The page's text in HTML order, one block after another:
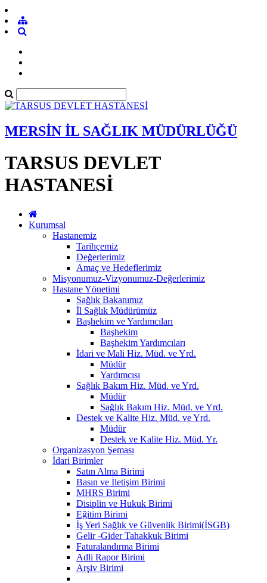
MERSİN İL SAĞLIK MÜDÜRLÜĞÜ
TARSUS DEVLET
HASTANESİ
Kurumsal
Hastanemiz
Tarihçemiz
Değerlerimiz
Amaç ve Hedeflerimiz
Misyonumuz-Vizyonumuz-Değerlerimiz
Hastane Yönetimi
Sağlık Bakanımız
İl Sağlık Müdürümüz
Başhekim ve Yardımcıları
Başhekim
Başhekim Yardımcıları
İdari ve Mali Hiz. Müd. ve Yrd.
Müdür
Yardımcısı
Sağlık Bakım Hiz. Müd. ve Yrd.
Müdür
Sağlık Bakım Hiz. Müd. ve Yrd.
Destek ve Kalite Hiz. Müd. ve Yrd.
Müdür
Destek ve Kalite Hiz. Müd. Yr.
Organizasyon Şeması
İdari Birimler
Satın Alma Birimi
Basın ve İletişim Birimi
MHRS Birimi
Disiplin ve Hukuk Birimi
Eğitim Birimi
İş Yeri Sağlık ve Güvenlik Birimi(İSGB)
Gelir -Gider Tahakkuk Birimi
Faturalandırma Birimi
Adli Rapor Birimi
Arşiv Birimi